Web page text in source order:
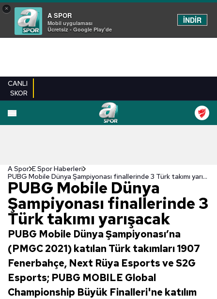
×
A SPOR
Mobil uygulaması
Ücretsiz - Google Play'de
İNDİR
CANLI
SKOR
A Spor E Spor Haberleri
PUBG Mobile Dünya Şampiyonası finallerinde 3 Türk takımı yarışacak
PUBG Mobile Dünya
Şampiyonası finallerinde 3
Türk takımı yarışacak
PUBG Mobile Dünya Şampiyonası’na
(PMGC 2021) katılan Türk takımları 1907
Fenerbahçe, Next Rüya Esports ve S2G
Esports; PUBG MOBILE Global
Championship Büyük Finalleri'ne katılım